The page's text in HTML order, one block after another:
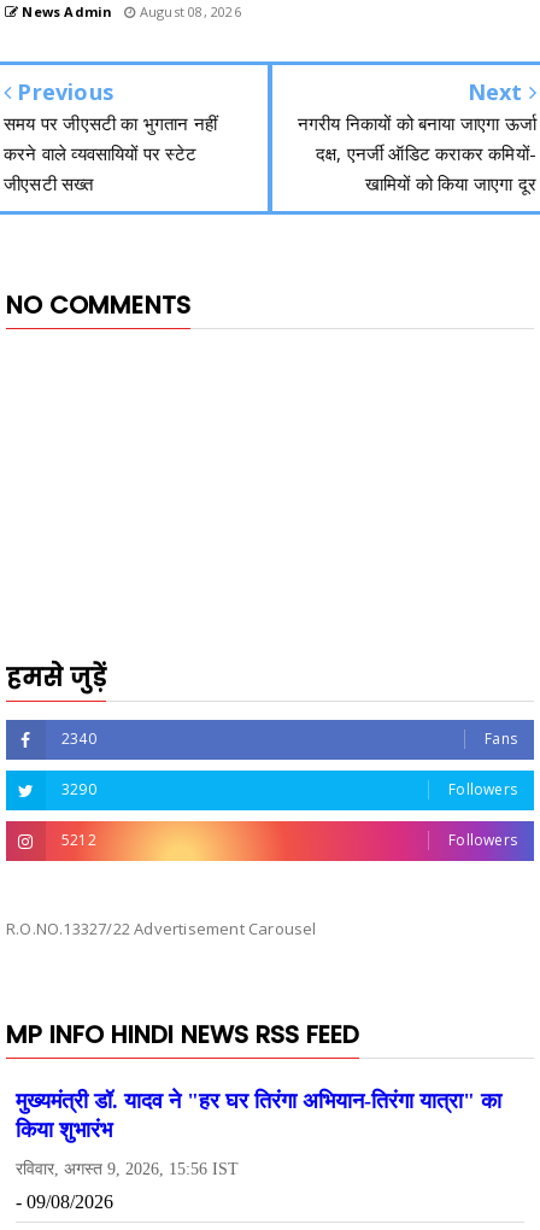
News Admin August 08, 2026
Previous
समय पर जीएसटी का भुगतान नहीं
करने वाले व्यवसायियों पर स्टेट
जीएसटी सख्त
Next
नगरीय निकायों को बनाया जाएगा ऊर्जा
दक्ष, एनर्जी ऑडिट कराकर कमियों-
खामियों को किया जाएगा दूर
NO COMMENTS
हमसे जुड़ें
2340 Fans
3290 Followers
5212 Followers
R.O.NO.13327/22 Advertisement Carousel
MP INFO HINDI NEWS RSS FEED